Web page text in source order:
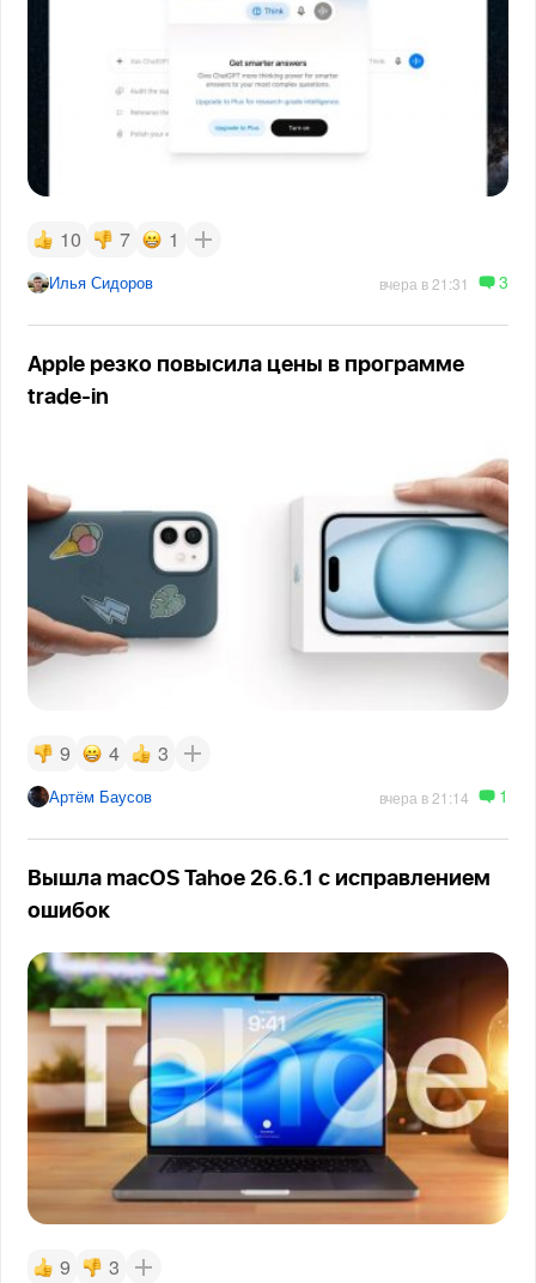
10 7 1
Илья Сидоров вчера в 21:31 3
Apple резко повысила цены в программе
trade-in
9 4 3
Артём Баусов вчера в 21:14 1
Вышла macOS Tahoe 26.6.1 с исправлением
ошибок
9 3